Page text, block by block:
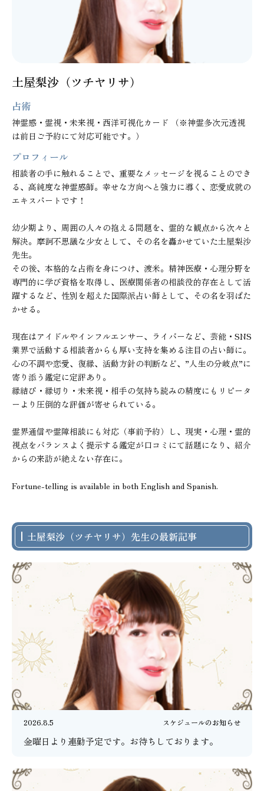
土屋梨沙（ツチヤリサ）
占術
神霊感・霊視・未来視・西洋可視化カード （※神霊多次元透視
は前日ご予約にて対応可能です。）
プロフィール
相談者の手に触れることで、重要なメッセージを視ることのでき
る、高純度な神霊感師。幸せな方向へと強力に導く、恋愛成就の
エキスパートです！
幼少期より、周囲の人々の抱える問題を、霊的な観点から次々と
解決。摩訶不思議な少女として、その名を轟かせていた土屋梨沙
先生。
その後、本格的な占術を身につけ、渡米。精神医療・心理分野を
専門的に学び資格を取得し、医療関係者の相談役的存在として活
躍するなど、性別を超えた国際派占い師として、その名を羽ばた
かせる。
現在はアイドルやインフルエンサー、ライバーなど、芸能・SNS
業界で活動する相談者からも厚い支持を集める注目の占い師に。
心の不調や恋愛、復縁、活動方針の判断など、”人生の分岐点”に
寄り添う鑑定に定評あり。
縁結び・縁切り・未来視・相手の気持ち読みの精度にもリピータ
ーより圧倒的な評価が寄せられている。
霊界通信や霊障相談にも対応（事前予約）し、現実・心理・霊的
視点をバランスよく提示する鑑定が口コミにて話題になり、紹介
からの来訪が絶えない存在に。
Fortune-telling is available in both English and Spanish.
土屋梨沙（ツチヤリサ）先生の最新記事
2026.8.5 スケジュールのお知らせ
金曜日より連勤予定です。お待ちしております。